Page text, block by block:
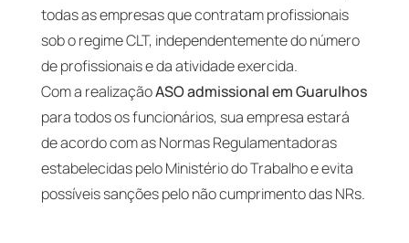
todas as empresas que contratam profissionais
sob o regime CLT, independentemente do número
de profissionais e da atividade exercida.
Com a realizaçãoASO admissional em Guarulhos
para todos os funcionários, sua empresa estará
de acordo com as Normas Regulamentadoras
estabelecidas pelo Ministério do Trabalho e evita
possíveis sanções pelo não cumprimento das NRs.